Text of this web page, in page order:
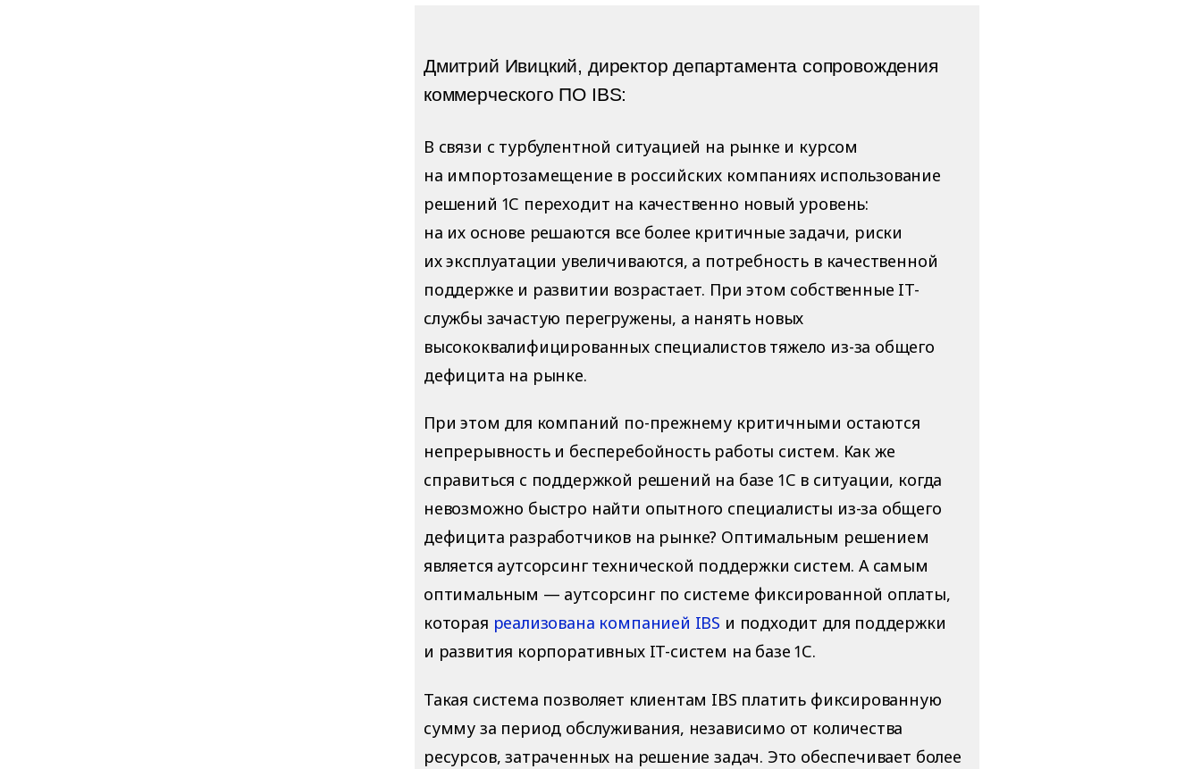
Дмитрий Ивицкий, директор департамента сопровождения
коммерческого ПО IBS:
В связи с турбулентной ситуацией на рынке и курсом
на импортозамещение в российских компаниях использование
решений 1С переходит на качественно новый уровень:
на их основе решаются все более критичные задачи, риски
их эксплуатации увеличиваются, а потребность в качественной
поддержке и развитии возрастает. При этом собственные IT-
службы зачастую перегружены, а нанять новых
высококвалифицированных специалистов тяжело из-за общего
дефицита на рынке.
При этом для компаний по-прежнему критичными остаются
непрерывность и бесперебойность работы систем. Как же
справиться с поддержкой решений на базе 1С в ситуации, когда
невозможно быстро найти опытного специалисты из-за общего
дефицита разработчиков на рынке? Оптимальным решением
является аутсорсинг технической поддержки систем. А самым
оптимальным — аутсорсинг по системе фиксированной оплаты,
которая реализована компанией IBS и подходит для поддержки
и развития корпоративных IT-систем на базе 1С.
Такая система позволяет клиентам IBS платить фиксированную
сумму за период обслуживания, независимо от количества
ресурсов, затраченных на решение задач. Это обеспечивает более